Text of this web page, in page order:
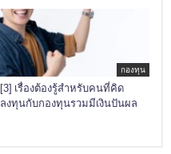
กองทุน
[3] เรื่องต้องรู้สำหรับคนที่คิด
ลงทุนกับกองทุนรวมมีเงินปันผล